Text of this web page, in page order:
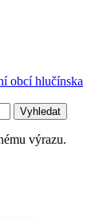
obcí hlučínska
Vyhledat
výrazu.